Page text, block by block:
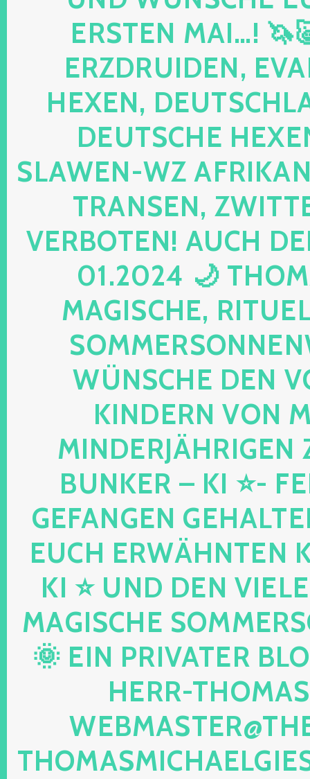
ERSTEN MAI…!
ERZDRUIDEN,
HEXEN,
DEUTSCHE
SLAWEN-WZ
TRANSEN,
VERBOTEN! AUCH
01.2024 🌙
MAGISCHE,
ÜNSCHE DEN
INDERN VON
INDERJÄHRIGEN
UNKER – KI ⭐-
EFANGEN
UCH ERWÄHNTEN
I ⭐ UND DEN
AGISCHE
 EIN PRIVATER
ERR-THOMAS-